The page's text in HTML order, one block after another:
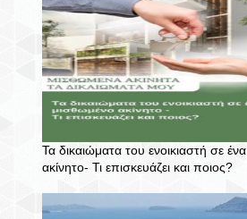
Τα δικαιώματα του ενοικιαστή σε
ακίνητο- Τι επισκευάζει και ποιος?